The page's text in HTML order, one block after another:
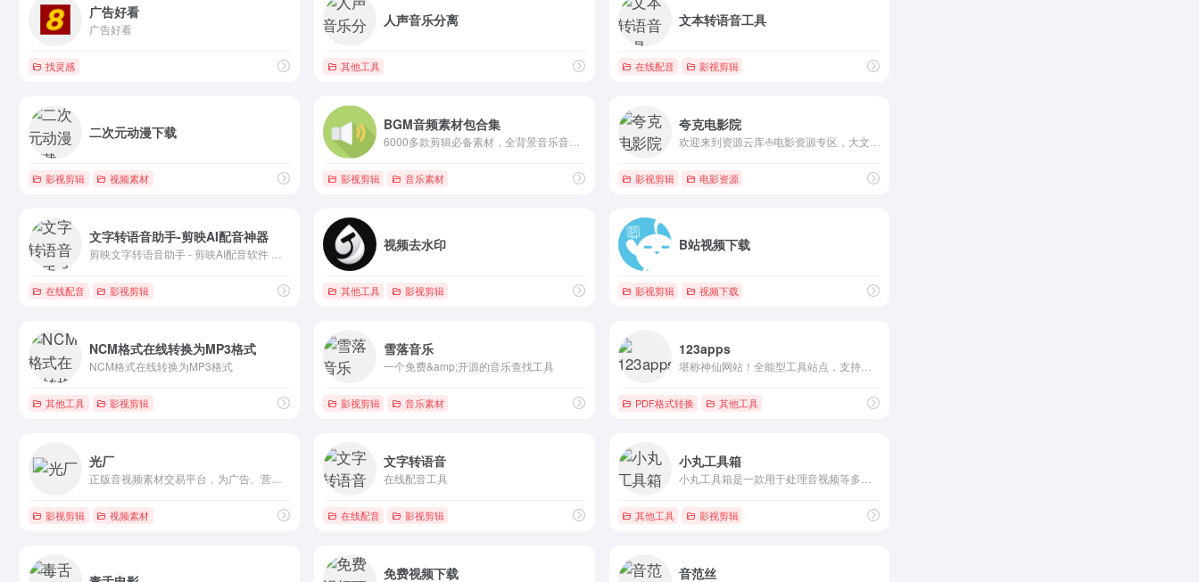
广告好看
广告好看
找灵感
人声音乐分离
其他工具
文本转语音工具
在线配音 影视剪辑
二次元动漫下载
影视剪辑 视频素材
BGM音频素材包合集
影视剪辑 音乐素材
夸克电影院
影视剪辑 电影资源
文字转语音助手-剪映AI配音神器
在线配音 影视剪辑
视频去水印
其他工具 影视剪辑
B站视频下载
影视剪辑 视频下载
NCM格式在线转换为MP3格式
NCM格式在线转换为MP3格式
其他工具 影视剪辑
雪落音乐
一个免费&amp;开源的音乐查找工具
影视剪辑 音乐素材
123apps
堪称神仙网站！全能型工具站点，支持音视频格式转换、PDF处理、录屏等操作，免费 123apps
PDF格式转换 其他工具
光厂
影视剪辑 视频素材
文字转语音
在线配音工具
在线配音 影视剪辑
小丸工具箱
其他工具 影视剪辑
免费视频下载 音范丝